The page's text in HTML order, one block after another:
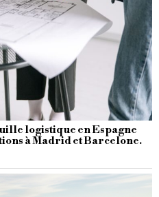
logistique en Espagne
à Madrid et Barcelone.